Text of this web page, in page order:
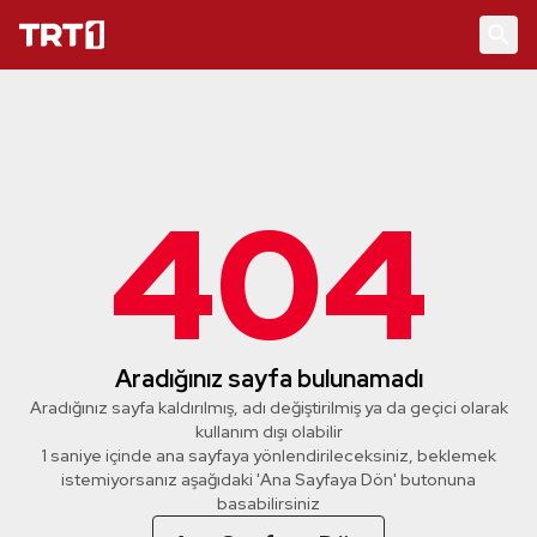
404
Aradığınız sayfa bulunamadı
Aradığınız sayfa kaldırılmış, adı değiştirilmiş ya da geçici olarak
kullanım dışı olabilir
1 saniye içinde ana sayfaya yönlendirileceksiniz, beklemek
istemiyorsanız aşağıdaki 'Ana Sayfaya Dön' butonuna
basabilirsiniz